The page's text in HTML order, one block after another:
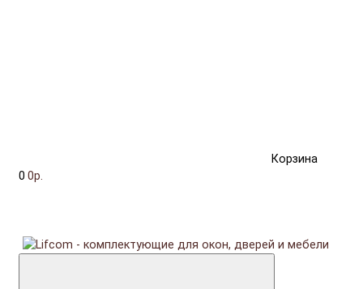
Корзина
0 0р.